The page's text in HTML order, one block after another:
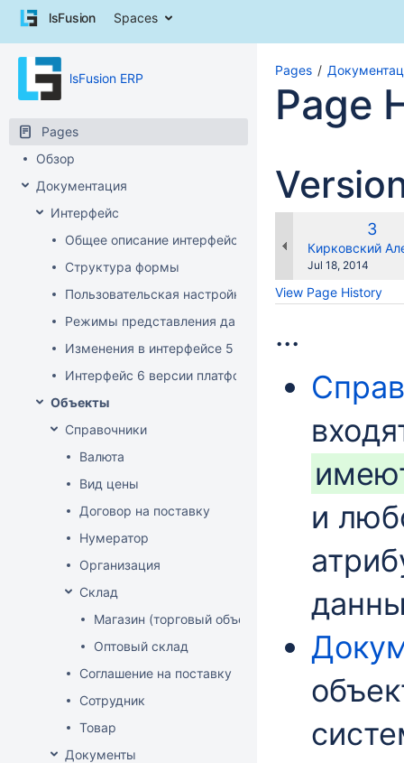
Skip
content
Skip
breadcrumbs
header
Skip
lsFusion Spaces
lsFusion ERP
Pages
Обзор
Документация
Интерфейс
Общее описание интерфейса клиента
Структура формы
Пользовательская настройка интерфейса
Режимы представления данных
Изменения в интерфейсе 5 версии платформы
Интерфейс 6 версии платформы
Объекты
Справочники
Валюта
Вид цены
Договор на поставку
Нумератор
Организация
Склад
Магазин (торговый объект)
Оптовый склад
Соглашение на поставку
Сотрудник
Товар
Документы
Pages
Page
Old
3
Кирковский
Saved
Jul 18, 2014
View Page History
...
и